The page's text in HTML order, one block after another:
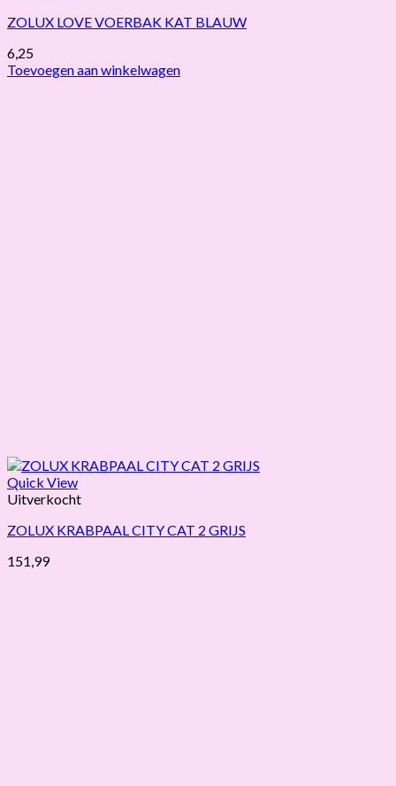
ZOLUX LOVE VOERBAK KAT BLAUW
6,25
Toevoegen aan winkelwagen
Quick View
Uitverkocht
ZOLUX KRABPAAL CITY CAT 2 GRIJS
151,99